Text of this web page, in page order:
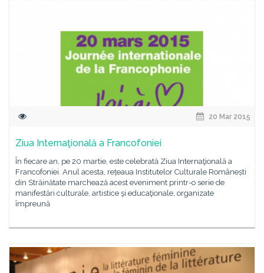
20 Mar 2015
Ziua Internaţională a Francofoniei
În fiecare an, pe 20 martie, este celebrată Ziua Internaţională a
Francofoniei. Anul acesta, rețeaua Institutelor Culturale Românești
din Străinătate marchează acest eveniment printr-o serie de
manifestări culturale, artistice şi educaţionale, organizate
împreună